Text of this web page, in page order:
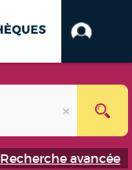
Recherche avancée